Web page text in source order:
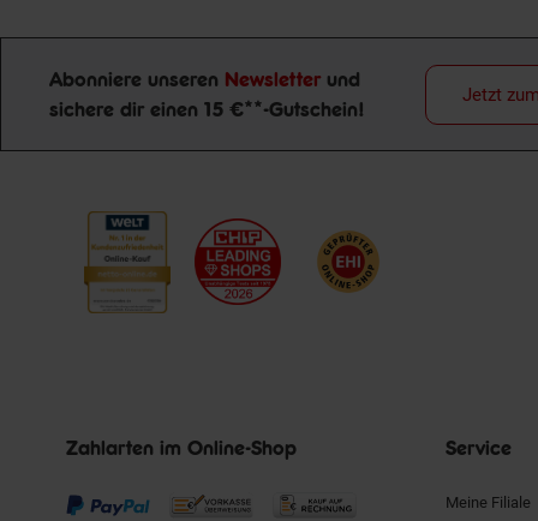
Newsletter Anmeldung
Abonniere unseren Newsletter und
sichere dir einen 15 €**-Gutschein!
Jetzt
Zahlarten im Online-Shop Service
Meine Filiale